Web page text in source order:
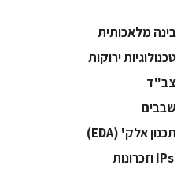
בינה מלאכותית
‫טכנולוגיות ירוקות‬
‫צב"ד‬
‫שבבים‬
‫תכנון אלק' (‪(EDA‬‬